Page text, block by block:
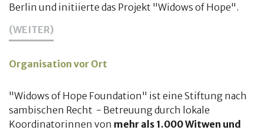
Berlin und initiierte das Projekt "Widows of Hope".
(WEITER)
"Widows of Hope Foundation" ist eine Stiftung nach
sambischen Recht - Betreuung durch lokale
Koordinatorinnen von mehr als 1.000 Witwen und
Organisation vor Ort